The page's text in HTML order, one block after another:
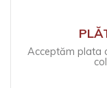
Acceptăm plata